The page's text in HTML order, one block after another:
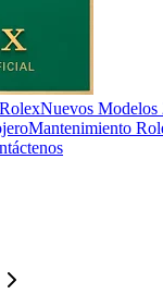
Nuevos Modelos
Mantenimiento